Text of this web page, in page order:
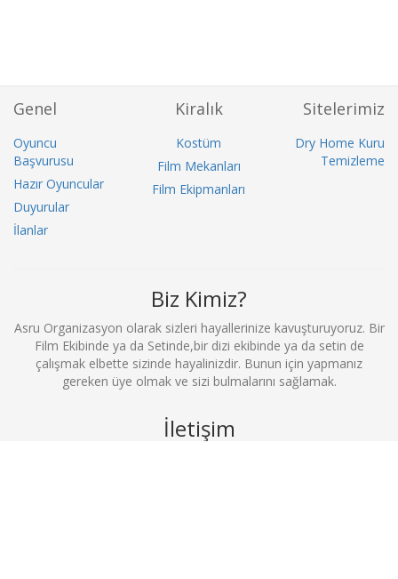
Genel
Oyuncu
Başvurusu
Hazır Oyuncular
Duyurular
İlanlar
Kiralık
Kostüm
Film Mekanları
Film Ekipmanları
Sitelerimiz
Dry Home Kuru
Temizleme
Biz Kimiz?
Asru Organizasyon olarak sizleri hayallerinize kavuşturuyoruz. Bir
Film Ekibinde ya da Setinde,bir dizi ekibinde ya da setin de
çalışmak elbette sizinde hayalinizdir. Bunun için yapmanız
gereken üye olmak ve sizi bulmalarını sağlamak.
İletişim